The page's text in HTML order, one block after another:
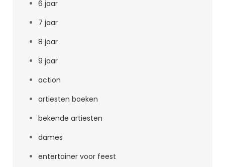
6 jaar
7 jaar
8 jaar
9 jaar
action
artiesten boeken
bekende artiesten
dames
entertainer voor feest